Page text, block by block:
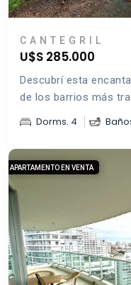
CANTEGRIL
U$S 285.000
Descubrí esta
de los barrios más
Dorms. 4
APARTAMENTO EN VENTA